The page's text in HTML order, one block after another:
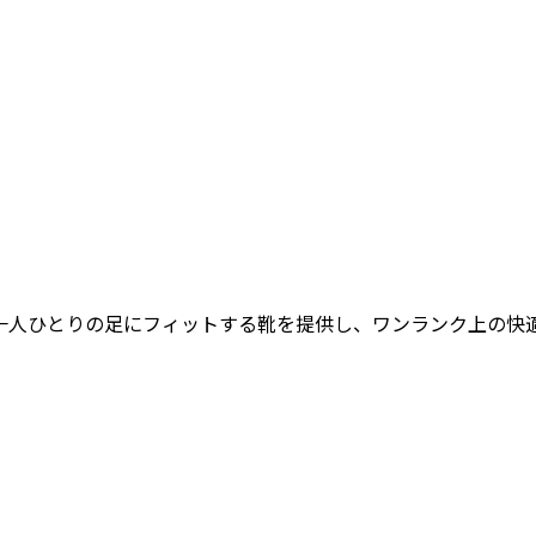
ひとりの足にフィットする靴を提供し、ワンランク上の快